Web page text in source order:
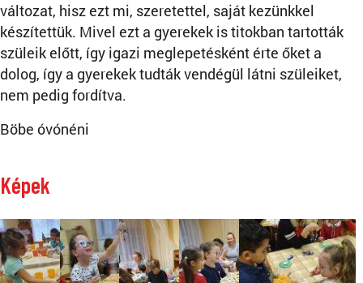
változat, hisz ezt mi, szeretettel, saját kezünkkel
készítettük. Mivel ezt a gyerekek is titokban tartották
szüleik előtt, így igazi meglepetésként érte őket a
dolog, így a gyerekek tudták vendégül látni szüleiket,
nem pedig fordítva.
Böbe óvónéni
Képek